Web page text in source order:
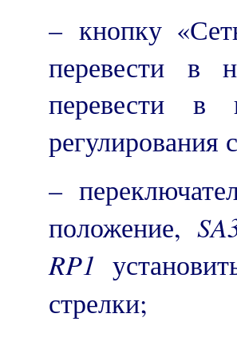
– кнопку
перевести в
перевести в
регулирования
–
положение, SA
RP1
стрелки;